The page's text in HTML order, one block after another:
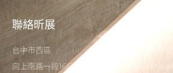
聯絡昕展
台中市西區
向上南路一段166-5號
星期一至
早診